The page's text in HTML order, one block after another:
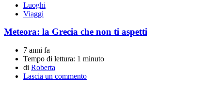
Luoghi
Viaggi
Meteora: la Grecia che non ti aspetti
7 anni fa
Tempo di lettura: 1 minuto
di Roberta
Lascia un commento